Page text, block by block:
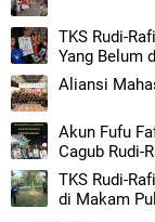
TKS Rudi-
Yang Belum
Aliansi
Akun Fufu
Cagub Rudi-
TKS Rudi-
di Makam